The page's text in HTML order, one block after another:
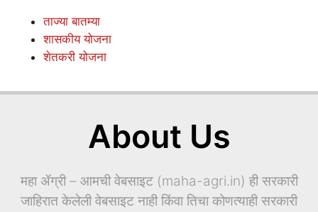
ताज्या बातम्या
शासकीय योजना
शेतकरी योजना
About Us
महा ॲग्री – आमची वेबसाइट (maha-agri.in) ही सरकारी
जाहिरात केलेली वेबसाइट नाही किंवा तिचा कोणत्याही सरकारी